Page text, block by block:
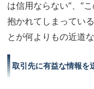
は信用ならない”、“
抱かれてしまってい
とが何よりもの近道な
取引先に有益な情報を